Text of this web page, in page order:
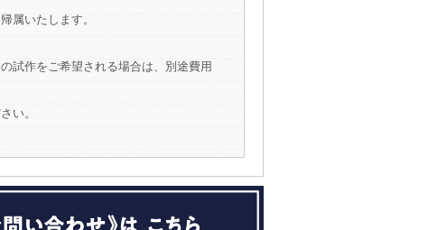
属いたします。
試作をご希望される場合は、別途費用
い。